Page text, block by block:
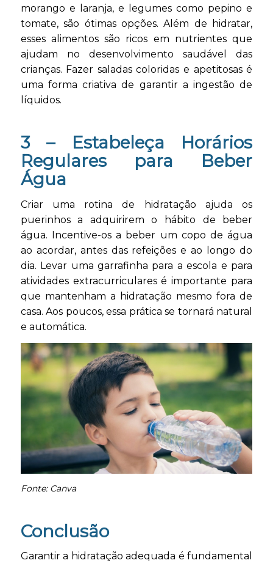
morango e laranja, e legumes como pepino e
tomate, são ótimas opções. Além de hidratar,
esses alimentos são ricos em nutrientes que
ajudam no desenvolvimento saudável das
crianças. Fazer saladas coloridas e apetitosas é
uma forma criativa de garantir a ingestão de
líquidos.
3 – Estabeleça Horários
Regulares para Beber
Água
Criar uma rotina de hidratação ajuda os
puerinhos a adquirirem o hábito de beber
água. Incentive-os a beber um copo de água
ao acordar, antes das refeições e ao longo do
dia. Levar uma garrafinha para a escola e para
atividades extracurriculares é importante para
que mantenham a hidratação mesmo fora de
casa. Aos poucos, essa prática se tornará natural
e automática.
Fonte: Canva
Conclusão
Garantir a hidratação adequada é fundamental